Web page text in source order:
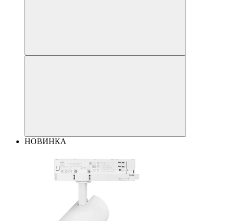
НОВИНКА